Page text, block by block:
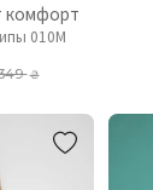
комфорт
010М
₴